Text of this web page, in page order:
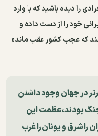
را دیده باشید که با وارد
هویت ایرانی خود را از دست داده و
که عجب کشور عقب مانده
در جهان وجود داشتن
جنگ بودند،عظمت این
را شرق و یونان را غرب